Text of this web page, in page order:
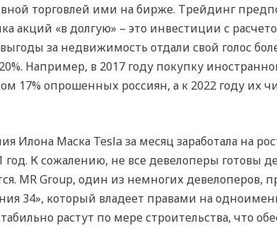
торговлей ими на бирже. Трейдинг
акций «в долгую» – это инвестиции с
за недвижимость отдали свой голос
Например, в 2017 году покупку
17% опрошенных россиян, а к 2022 году их
Илона Маска Tesla за месяц заработала на
год. К сожалению, не все девелоперы
MR Group, один из немногих девелоперов,
34», который владеет правами на
растут по мере строительства, что